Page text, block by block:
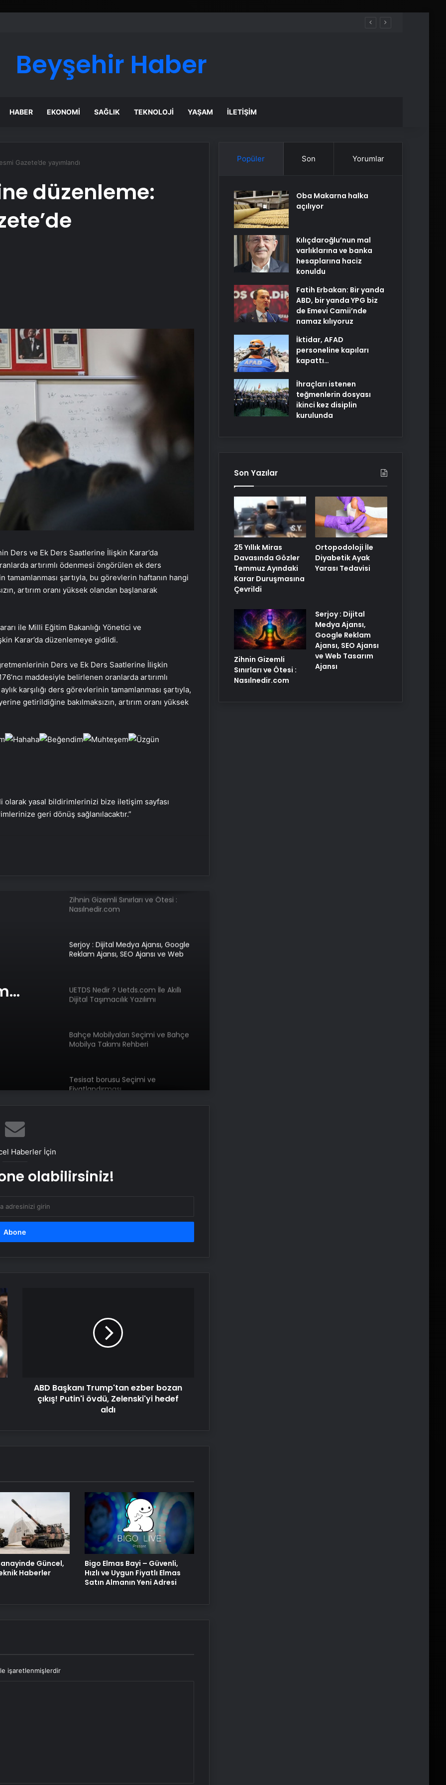
Beyşehir Haber
HABER EKONOMI SAĞLIK TEKNOLOJI YAŞAM İLETIŞIM
Gazete’de yayımlandı
düzenleme:
Ders ve Ek Ders Saatlerine İlişkin Karar’da
artırımlı ödenmesi öngörülen ek ders
tamamlanması şartıyla, bu görevlerin haftanın hangi
artırım oranı yüksek olandan başlanarak
ile Milli Eğitim Bakanlığı Yönetici ve
Karar’da düzenlemeye gidildi.
Ders ve Ek Ders Saatlerine İlişkin
maddesiyle belirlenen oranlarda artırımlı
karşılığı ders görevlerinin tamamlanması şartıyla,
getirildiğine bakılmaksızın, artırım oranı yüksek
olarak yasal bildirimlerinizi bize iletişim sayfası
geri dönüş sağlanılacaktır.”
UETDS Nedir ? Uetds.com İle Akıllı
Dijital Taşımacılık Yazılımı
Bahçe Mobilyaları Seçimi ve Bahçe
Tesisat borusu Seçimi ve
Keçiören Halı Yıkama: Temiz ve
Sağlıklı Halılar İçin Profesyonel
Çözüm
25 Yıllık Miras Davasında Gözler
Temmuz Ayındaki Karar
Zihnin Gizemli Sınırları ve Ötesi :
Nasılnedir.com
Serjoy : Dijital Medya Ajansı, Google
Reklam Ajansı, SEO Ajansı ve Web
UETDS Nedir ? Uetds.com İle Akıllı
Dijital Taşımacılık Yazılımı
Bahçe Mobilyaları Seçimi ve Bahçe
Mobilya Takımı Rehberi
Tesisat borusu Seçimi ve
Fiyatlandırması
Ankara halı yıkama
Ücret ve Kesintisiz Burs
Zihnin Gizemli Sınırları ve Ötesi :
Nasılnedir.com
Serjoy : Dijital Medya Ajansı, Google
Reklam Ajansı, SEO Ajansı ve Web
Tasarım Ajansı
Haberler İçin
olabilirsiniz!
hedefABD Başkanı Trump'tan ezber bozan
çıkış! Putin'i övdü, Zelenski'yi hedef
aldı
Güncel,
Haberler
Bigo Elmas Bayi – Güvenli,
Hızlı ve Uygun Fiyatlı Elmas
Satın Almanın Yeni Adresi
işaretlenmişlerdir
Popüler Son Yorumlar
Oba Makarna halka
açılıyor
Kılıçdaroğlu’nun mal
varlıklarına ve banka
hesaplarına haciz
konuldu
Fatih Erbakan: Bir yanda
ABD, bir yanda YPG biz
de Emevi Camii’nde
namaz kılıyoruz
İktidar, AFAD
personeline kapıları
kapattı…
İhraçları istenen
teğmenlerin dosyası
ikinci kez disiplin
kurulunda
Son Yazılar
25 Yıllık Miras
Davasında Gözler
Temmuz Ayındaki
Karar Duruşmasına
Çevrildi
Ortopodoloji İle
Diyabetik Ayak
Yarası Tedavisi
Zihnin Gizemli
Sınırları ve Ötesi :
Nasılnedir.com
Serjoy : Dijital
Medya Ajansı,
Google Reklam
Ajansı, SEO Ajansı
ve Web Tasarım
Ajansı